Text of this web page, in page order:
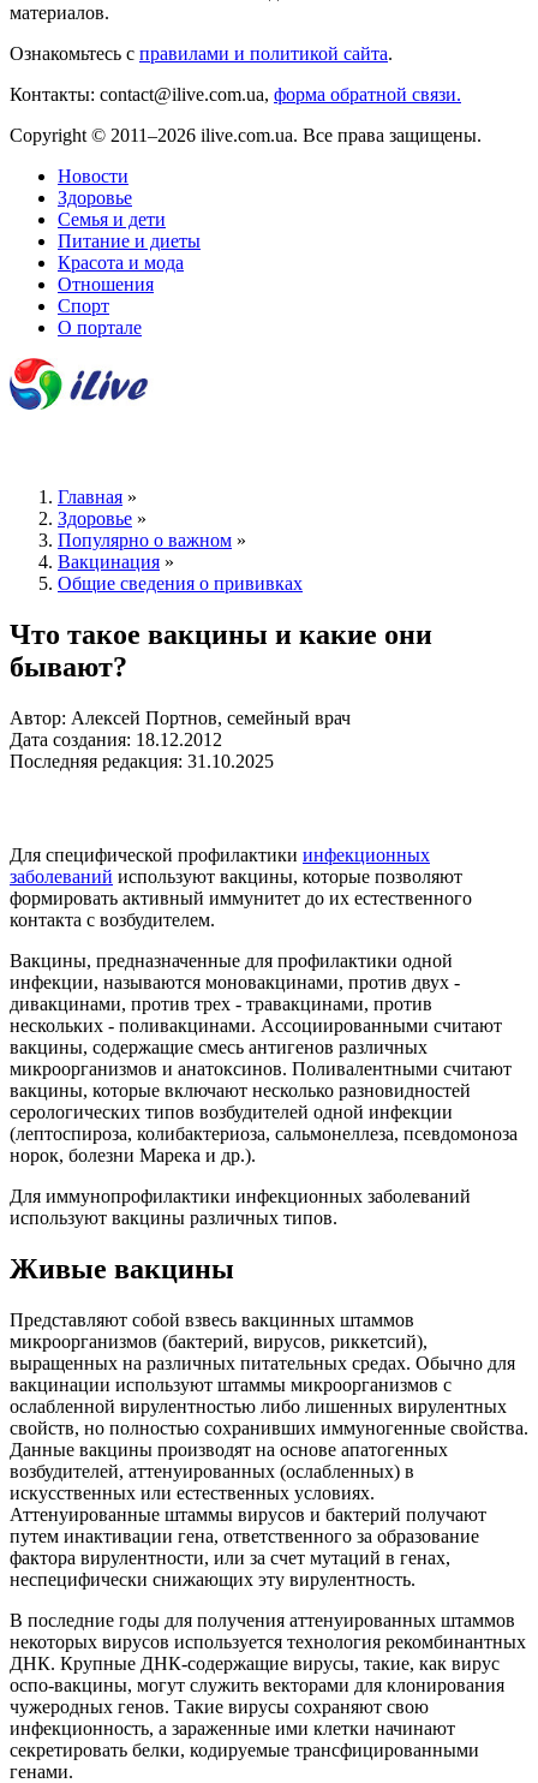
материалов.
Ознакомьтесь с правилами и политикой сайта.
Контакты: contact@ilive.com.ua, форма обратной связи.
Copyright © 2011–2026 ilive.com.ua. Все права защищены.
Новости
Здоровье
Семья и дети
Питание и диеты
Красота и мода
Отношения
Спорт
О портале
Главная »
Здоровье »
Популярно о важном »
Вакцинация »
Общие сведения о прививках
Что такое вакцины и какие они
бывают?
Автор: Алексей Портнов, семейный врач
Дата создания: 18.12.2012
Последняя редакция: 31.10.2025
Для специфической профилактики инфекционных
заболеваний используют вакцины, которые позволяют
формировать активный иммунитет до их естественного
контакта с возбудителем.
Вакцины, предназначенные для профилактики одной
инфекции, называются моновакцинами, против двух -
дивакцинами, против трех - травакцинами, против
нескольких - поливакцинами. Ассоциированными считают
вакцины, содержащие смесь антигенов различных
микроорганизмов и анатоксинов. Поливалентными считают
вакцины, которые включают несколько разновидностей
серологических типов возбудителей одной инфекции
(лептоспироза, колибактериоза, сальмонеллеза, псевдомоноза
норок, болезни Марека и др.).
Для иммунопрофилактики инфекционных заболеваний
используют вакцины различных типов.
Живые вакцины
Представляют собой взвесь вакцинных штаммов
микроорганизмов (бактерий, вирусов, риккетсий),
выращенных на различных питательных средах. Обычно для
вакцинации используют штаммы микроорганизмов с
ослабленной вирулентностью либо лишенных вирулентных
свойств, но полностью сохранивших иммуногенные свойства.
Данные вакцины производят на основе апатогенных
возбудителей, аттенуированных (ослабленных) в
искусственных или естественных условиях.
Аттенуированные штаммы вирусов и бактерий получают
путем инактивации гена, ответственного за образование
фактора вирулентности, или за счет мутаций в генах,
неспецифически снижающих эту вирулентность.
В последние годы для получения аттенуированных штаммов
некоторых вирусов используется технология рекомбинантных
ДНК. Крупные ДНК-содержащие вирусы, такие, как вирус
оспо-вакцины, могут служить векторами для клонирования
чужеродных генов. Такие вирусы сохраняют свою
инфекционность, а зараженные ими клетки начинают
секретировать белки, кодируемые трансфицированными
генами.